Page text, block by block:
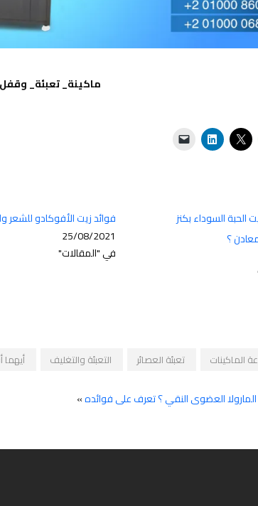
ماكينة_ تعبئة_
الحبة السوداء بكنز
؟
فوائد زيت الأفوكادو للشعر
25/08/2021
في "المقالات"
أيهما التعبئة والتغليف تعبئة العصائر الماكينات
العضوى النقي ؟ تعرف على فوائده»